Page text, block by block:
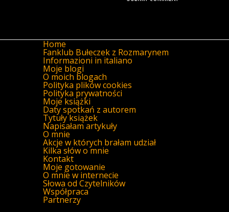
Home
Fanklub Bułeczek z Rozmarynem
Informazioni in italiano
Moje blogi
O moich blogach
Polityka plików cookies
Polityka prywatności
Moje książki
Daty spotkań z autorem
Tytuły książek
Napisałam artykuły
O mnie
Akcje w których brałam udział
Kilka słów o mnie
Kontakt
Moje gotowanie
O mnie w internecie
Słowa od Czytelników
Współpraca
Partnerzy